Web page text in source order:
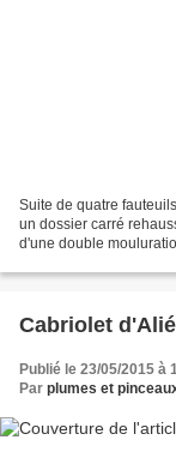
Suite de quatre
un dossier carré
d'une double
Cabriolet
Publié le 23/05/2015 à
Par plumes et